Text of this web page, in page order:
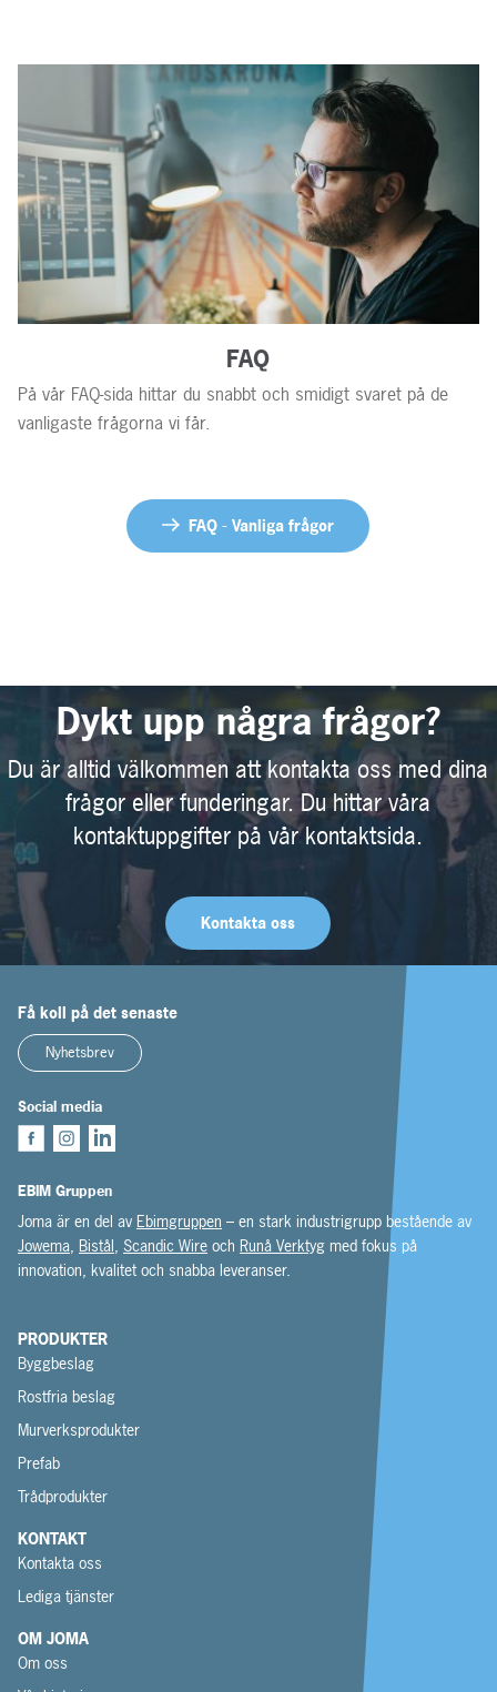
FAQ
På vår FAQ-sida hittar du snabbt och smidigt svaret på de
vanligaste frågorna vi får.
FAQ - Vanliga frågor
Dykt upp några frågor?
Du är alltid välkommen att kontakta oss med dina
frågor eller funderingar. Du hittar våra
kontaktuppgifter på vår kontaktsida.
Kontakta oss
Få koll på det senaste
Nyhetsbrev
Social media
EBIM Gruppen
Joma är en del av Ebimgruppen – en stark industrigrupp bestående av
Jowema, Bistål, Scandic Wire och Runå Verktyg med fokus på
innovation, kvalitet och snabba leveranser.
PRODUKTER
Byggbeslag
Rostfria beslag
Murverksprodukter
Prefab
Trådprodukter
KONTAKT
Kontakta oss
Lediga tjänster
OM JOMA
Om oss